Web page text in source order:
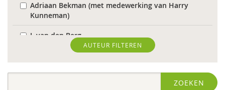
Adriaan Bekman (met medewerking van Harry
Kunneman)
J. van den Berg
Theo van den Bogaart
Antoinette Bolscher
AUTEUR FILTEREN
ZOEKEN